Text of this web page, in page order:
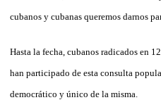
cubanos y cubanas queremos darnos
Hasta la fecha, cubanos radicados en
han participado de esta consulta
democrático y único de la misma.